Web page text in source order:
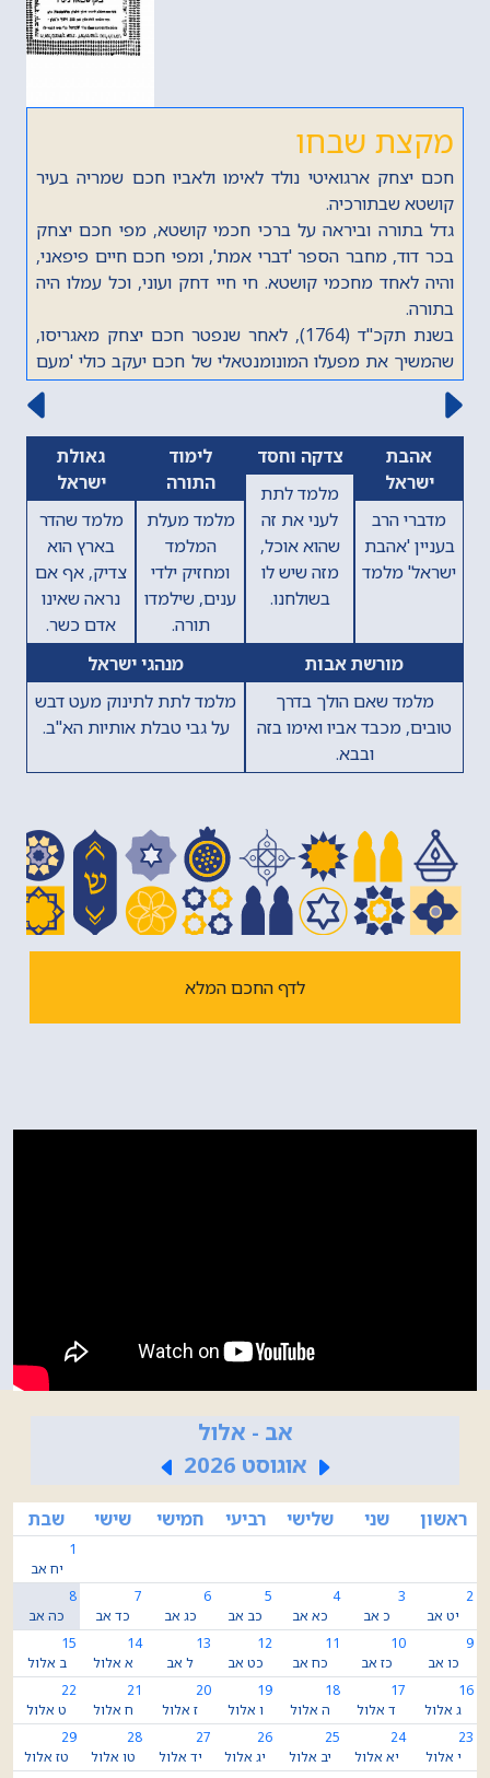
מקצת שבחו
חכם יצחק ארגואיטי נולד לאימו ולאביו חכם שמריה בעיר
קושטא שבתורכיה.
גדל בתורה וביראה על ברכי חכמי קושטא, מפי חכם יצחק
בכר דוד, מחבר הספר 'דברי אמת', ומפי חכם חיים פיפאני,
והיה לאחד מחכמי קושטא. חי חיי דחק ועוני, וכל עמלו היה
בתורה.
בשנת תקכ"ד (1764), לאחר שנפטר חכם יצחק מאגריסו,
שהמשיך את מפעלו המונומנטאלי של חכם יעקב כולי 'מעם
לועז', חיבר את כרך ספר דברים של 'מעם לועז'. בכתיבת
הפירוש לספר דברים נעזר בספריותיהם של חכם יצחק פרץ
וחכם ישראל יעקב אלגאזי, אביו של חכם יום טוב אלגאזי.
מאחר שחכם ישראל יעקב אלגאזי גר בירושלים, נראה שחכם
יצחק ארגואיטי כתב את חיבורו בירושלים.
בשנת תק"ל (1770) השלים את מלאכת הכתיבה על החלק
הראשון של ספר דברים (מפרשת 'דברים' עד פרשת 'עקב'),
ובשנת תקל"ג (1773) הביא את הספר לדפוס בקושטא.
בשנת תקל"ז (1777) החל להדפיס את החלק השני של 'מעם
לועז' לספר דברים, אך מאחר ולא מצא די כסף להדפיסו, לא
הודפסו עותקים מחלק זה, וחלק זה אבד לנו עם השנים. כיום
מצוי רק השער וכמה עמודים הראשונים מעותק של ספר זה.
את החלק השני של 'מעם לועז' לספר דברים המצוי בידנו כיום
(מפרשת 'ראה' עד פרשת 'וזאת הברכה') כתב חכם שמואל
ירושלמי, שתרגם את סדרת ספרי 'מעם לועז' מלאדינו
לעברית.
מציינים אותו ביום כ"ה באב. תהא נשמתו צרורה בצרור
החיים.
הקודם הבא
אהבת
ישראל
מדברי הרב
בעניין 'אהבת
ישראל' מלמד
צדקה וחסד
מלמד לתת
לעני את זה
שהוא אוכל,
מזה שיש לו
בשולחנו.
לימוד
התורה
מלמד מעלת
המלמד
ומחזיק ילדי
ענים, שילמדו
תורה.
גאולת
ישראל
מלמד שהדר
בארץ הוא
צדיק, אף אם
נראה שאינו
אדם כשר.
מורשת אבות
מלמד שאם הולך בדרך
טובים, מכבד אביו ואימו בזה
ובבא.
מנהגי ישראל
מלמד לתת לתינוק מעט דבש
על גבי טבלת אותיות הא"ב.
לדף החכם המלא
אב - אלול
אוגוסט 2026
ראשון שני שלישי רביעי חמישי שישי שבת
1
יח אב
2
יט אב
3
כ אב
4
כא אב
5
כב אב
6
כג אב
7
כד אב
8
כה אב
9
כו אב
10
כז אב
11
כח אב
12
כט אב
13
ל אב
14
א אלול
15
ב אלול
16
ג אלול
17
ד אלול
18
ה אלול
19
ו אלול
20
ז אלול
21
ח אלול
22
ט אלול
23
י אלול
24
יא אלול
25
יב אלול
26
יג אלול
27
יד אלול
28
טו אלול
29
טז אלול